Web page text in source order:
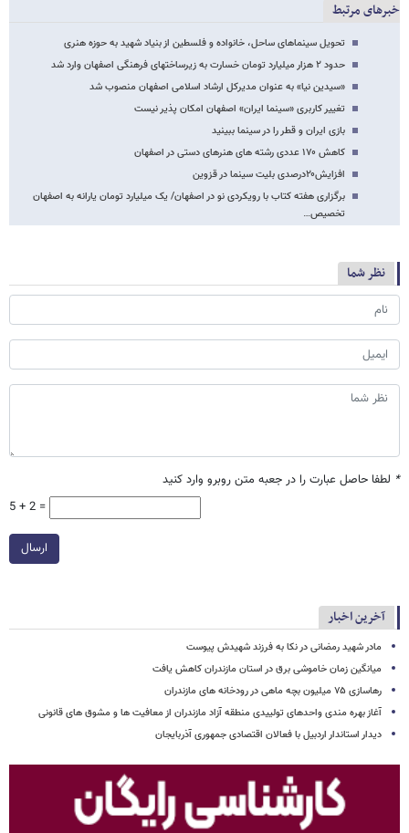
خبرهای مرتبط
تحویل سینماهای ساحل، خانواده و فلسطین از بنیاد شهید به حوزه هنری
حدود ۲ هزار میلیارد تومان خسارت به زیرساختهای فرهنگی اصفهان وارد شد
«سیدین نیا» به عنوان مدیرکل ارشاد اسلامی اصفهان منصوب شد
تغییر کاربری «سینما ایران» اصفهان امکان پذیر نیست
بازی ایران و قطر را در سینما ببینید
کاهش ۱۷۰ عددی رشته های هنرهای دستی در اصفهان
افزایش۲۰درصدی بلیت سینما در قزوین
برگزاری هفته کتاب با رویکردی نو در اصفهان/ یک میلیارد تومان یارانه به اصفهان
تخصیص…
نظر شما
* لطفا حاصل عبارت را در جعبه متن روبرو وارد کنید
5 + 2 =
ارسال
آخرین اخبار
مادر شهید رمضانی در نکا به فرزند شهیدش پیوست
میانگین زمان خاموشی برق در استان مازندران کاهش یافت
رهاسازی ۷۵ میلیون بچه ماهی در رودخانه های مازندران
آغاز بهره مندی واحدهای تولییدی منطقه آزاد مازندران از معافیت ها و مشوق های قانونی
دیدار استاندار اردبیل با فعالان اقتصادی جمهوری آذربایجان